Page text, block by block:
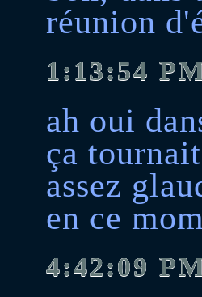
réunion
1:13:54
ah oui
ça
assez
en ce
4:42:09